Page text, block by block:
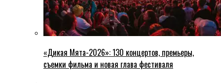
«Дикая Мята-2026»: 130 концертов, премьеры,
съемки фильма и новая глава фестиваля